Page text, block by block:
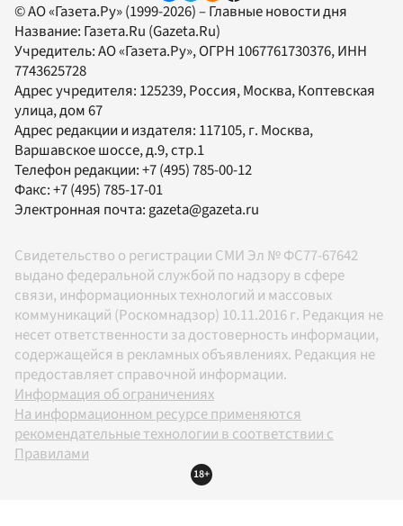
© АО «Газета.Ру» (1999-2026) – Главные новости дня
Название: Газета.Ru (Gazeta.Ru)
Учредитель:АО «Газета.Ру», ОГРН 1067761730376, ИНН
7743625728
Адрес учредителя: 125239, Россия, Москва, Коптевская
улица, дом 67
Адрес редакции и издателя: 117105, г. Москва,
Варшавское шоссе, д.9, стр.1
Телефон редакции:+7 (495) 785-00-12
Факс:+7 (495) 785-17-01
Электронная почта:gazeta@gazeta.ru
Свидетельство о регистрации СМИ Эл № ФС77-67642
выдано федеральной службой по надзору в сфере
связи, информационных технологий и массовых
коммуникаций (Роскомнадзор) 10.11.2016 г. Редакция не
несет ответственности за достоверность информации,
содержащейся в рекламных объявлениях. Редакция не
предоставляет справочной информации.
Информация об ограничениях
На информационном ресурсе применяются
рекомендательные технологии в соответствии с
Правилами
18+